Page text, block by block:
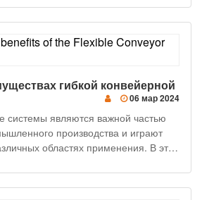
некоторых мер безопасности для
работников и надлежащего
В этой статье мы
ключевые методы техники
соответствующую подготовку
включает в себя понимание того,
и как правильно и безопасно
соответствующие средства
гибкой конвейерной
06 мар 2024
системы являются важной частью
производства и играют
областях применения. В этой
и почему они так важны в
условиях. Что такое